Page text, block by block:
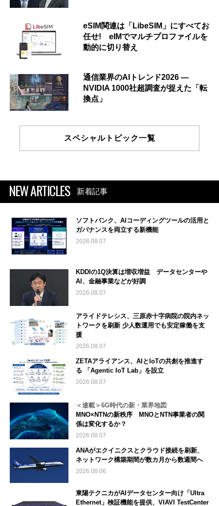
eSIM関連は「LibeSIM」にすべてお
任せ! eIMでマルチプロファイルを
動的に切り替え
通信業界のAIトレンド2026 ―
NVIDIA 1000社超調査が捉えた「転
換点」
スペシャルトピック一覧
NEW ARTICLES 新着記事
ソフトバンク、AIコーディングツールの活用と
ガバナンスを両立する新機能
2026.08.07
KDDIの1Q決算は増収増益 データセンターや
AI、金融事業などが好調
2026.08.07
アライドテレシス、三原赤十字病院の院内ネッ
トワークを刷新 少人数運用でも安定稼働を支
援
2026.08.07
ZETAアライアンス、AIとIoTの共創を推進す
る 「Agentic IoT Lab」を設立
2026.08.07
＜連載＞6G時代の新・業界地図
MNO×NTNの新秩序 MNOとNTN事業者の関
係は変化するか？
2026.08.07
ANAがエクイニクスとクラウド接続を刷新、
ネットワーク構築期間が数カ月から数週間へ
2026.08.06
東陽テクニカがAIデータセンター向け「Ultra
Ethernet」検証機能を提供、VIAVI TestCenter